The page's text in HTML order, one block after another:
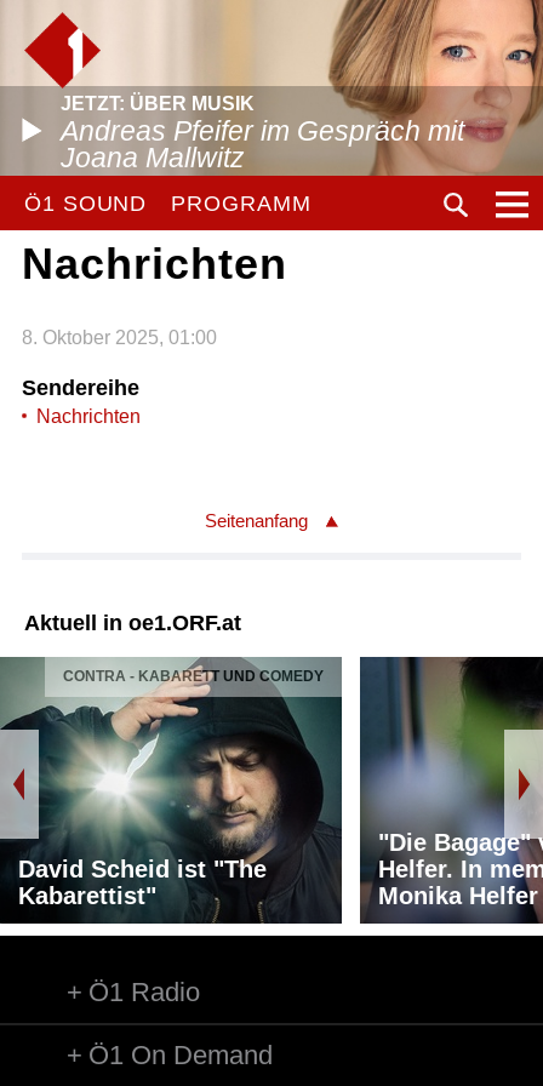
JETZT: ÜBER MUSIK
Andreas Pfeifer im Gespräch mit
Joana Mallwitz
Ö1 SOUND PROGRAMM
Nachrichten
8. Oktober 2025, 01:00
Sendereihe
Nachrichten
Seitenanfang
Aktuell in oe1.ORF.at
CONTRA - KABARETT UND COMEDY
David Scheid ist "The
Kabarettist"
"Die Bagage"
Helfer. In
Monika Helfer
Ö1 Radio
Ö1 On Demand